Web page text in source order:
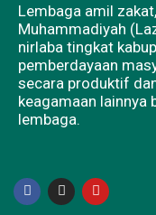
Lembaga amil
Muhammadiyah
nirlaba tingkat
pemberdayaan
secara produktif
keagamaan lainnya
lembaga.
F
a
c
I
n
s
Y
o
u